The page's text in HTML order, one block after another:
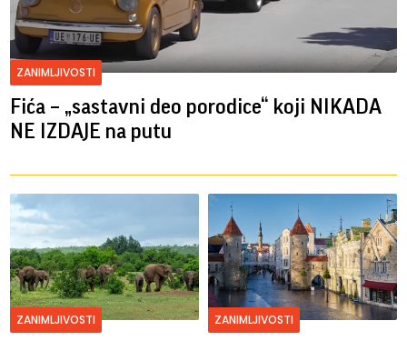
ZANIMLJIVOSTI
Fića – „sastavni deo porodice“ koji NIKADA
NE IZDAJE na putu
ZANIMLJIVOSTI ZANIMLJIVOSTI